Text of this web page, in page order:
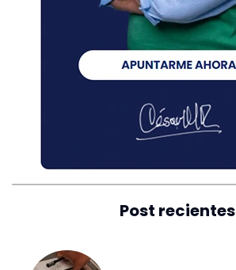
Post recientes